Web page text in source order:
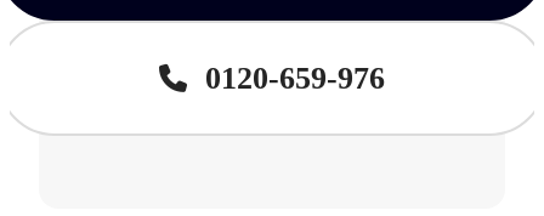
0120-659-976